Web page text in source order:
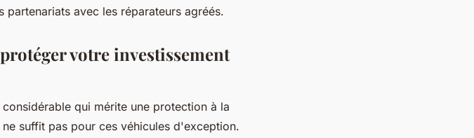
avec les réparateurs agréés.
votre investissement
qui mérite une protection à la
suffit pas pour ces véhicules d'exception.